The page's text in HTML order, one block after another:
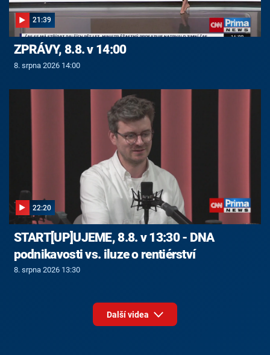
21:39
ZPRÁVY, 8.8. v 14:00
8. srpna 2026 14:00
22:20
START[UP]UJEME, 8.8. v 13:30 - DNA
podnikavosti vs. iluze o rentiérství
8. srpna 2026 13:30
Další videa